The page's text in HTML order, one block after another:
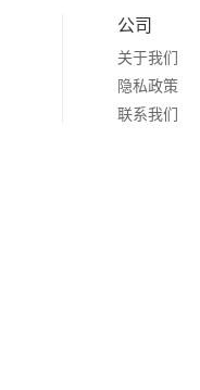
公司
关于我们
隐私政策
联系我们